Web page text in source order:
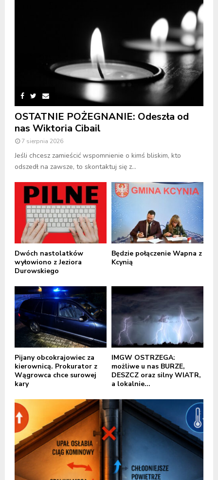
OSTATNIE POŻEGNANIE: Odeszła od
nas Wiktoria Cibail
7 sierpnia 2026
Jeśli chcesz zamieścić wspomnienie o kimś bliskim, kto
odszedł na zawsze, to skontaktuj się z...
Dwóch nastolatków
wyłowiono z Jeziora
Durowskiego
Będzie połączenie Wapna z
Kcynią
Pijany obcokrajowiec za
kierownicą. Prokurator z
Wągrowca chce surowej
kary
IMGW OSTRZEGA:
możliwe u nas BURZE,
DESZCZ oraz silny WIATR,
a lokalnie...